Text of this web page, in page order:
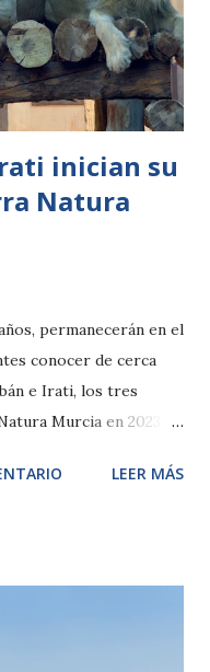
los mejores parques
competirá junto a
Park (Francia),
of ...
inician su
Natura
permanecerán en el
conocer de cerca
e Irati, los tres
Murcia en 2023,
ejemplares, queLEER MÁS